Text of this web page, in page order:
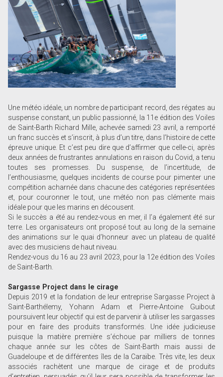
Une météo idéale, un nombre de participant record, des régates au
suspense constant, un public passionné, la 11e édition des Voiles
de Saint-Barth Richard Mille, achevée samedi 23 avril, a remporté
un franc succès et s’inscrit, à plus d’un titre, dans l’histoire de cette
épreuve unique. Et c’est peu dire que d’affirmer que celle-ci, après
deux années de frustrantes annulations en raison du Covid, a tenu
toutes ses promesses. Du suspense, de l’incertitude, de
l’enthousiasme, quelques incidents de course pour pimenter une
compétition acharnée dans chacune des catégories représentées
et, pour couronner le tout, une météo non pas clémente mais
idéale pour que les marins en décousent.
Si le succès a été au rendez-vous en mer, il l’a également été sur
terre. Les organisateurs ont proposé tout au long de la semaine
des animations sur le quai d’honneur avec un plateau de qualité
avec des musiciens de haut niveau.
Rendez-vous du 16 au 23 avril 2023, pour la 12e édition des Voiles
de Saint-Barth.
Sargasse Project dans le cirage
Depuis 2019 et la fondation de leur entreprise Sargasse Project à
Saint-Barthélemy, Yohann Adam et Pierre-Antoine Guibout
poursuivent leur objectif qui est de parvenir à utiliser les sargasses
pour en faire des produits transformés. Une idée judicieuse
puisque la matière première s’échoue par milliers de tonnes
chaque année sur les côtes de Saint-Barth mais aussi de
Guadeloupe et de différentes îles de la Caraïbe. Très vite, les deux
associés rachètent une marque de cirage et de produits